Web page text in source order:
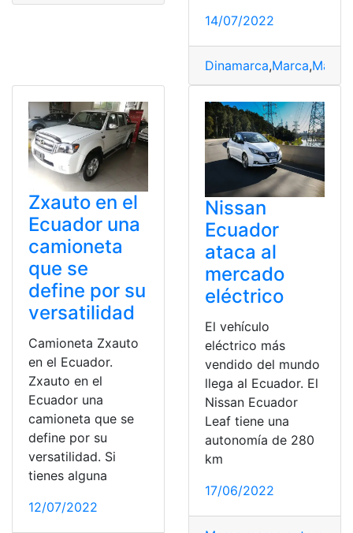
14/07/2022
Dinamarca,Marca,
Zxauto en el
Ecuador una
camioneta
que se
define por su
versatilidad
Camioneta Zxauto
en el Ecuador.
Zxauto en el
Ecuador una
camioneta que se
define por su
versatilidad. Si
tienes alguna
12/07/2022
Nissan
Ecuador
ataca al
mercado
eléctrico
El vehículo
eléctrico más
vendido del mundo
llega al Ecuador. El
Nissan Ecuador
Leaf tiene una
autonomía de 280
km
17/06/2022